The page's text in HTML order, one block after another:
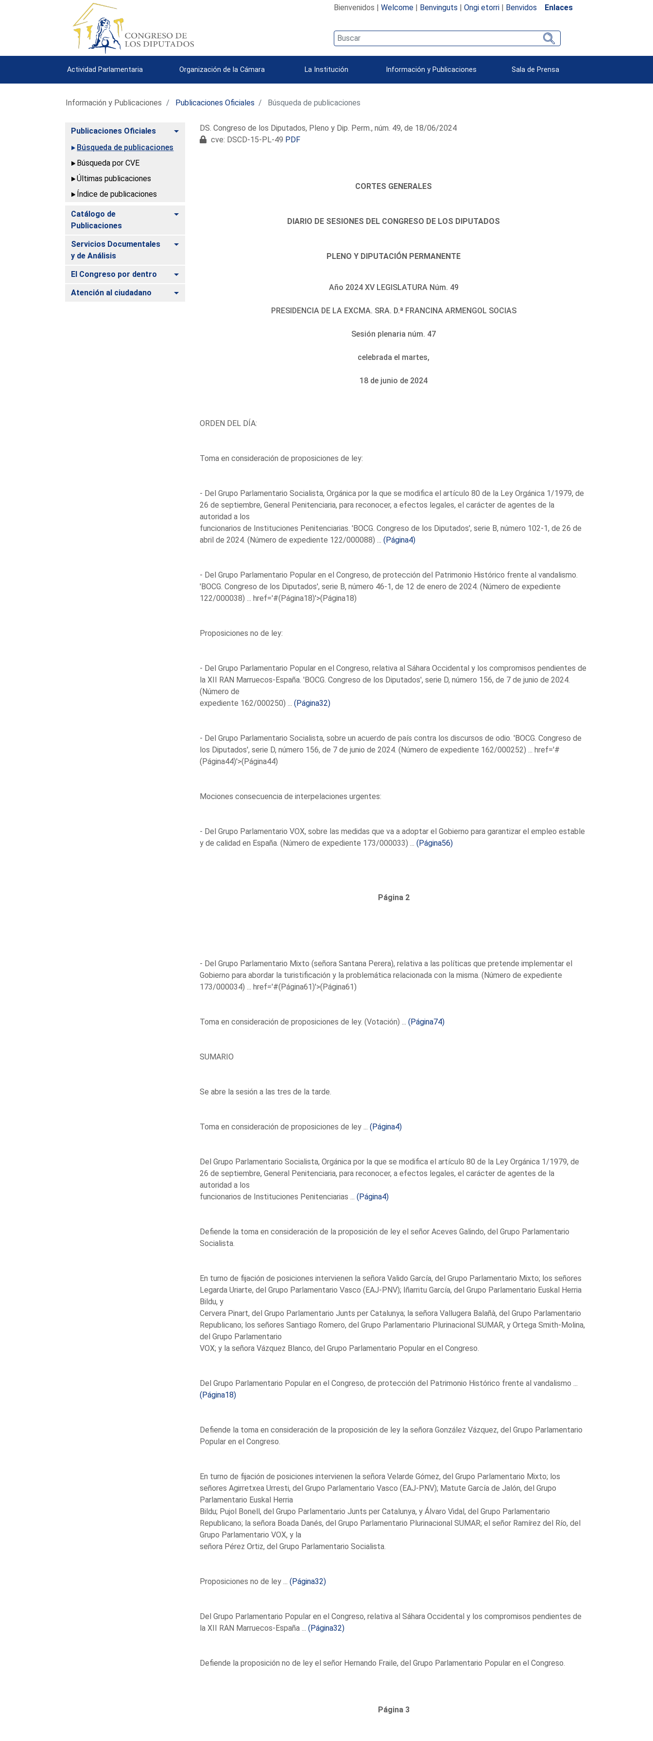
Bienvenidos | Welcome| Benvinguts | Ongi etorri| Benvidos Enlaces
Actividad Parlamentaria Organización de la Cámara La Institución Información y Publicaciones Sala de Prensa
Información y Publicaciones Publicaciones Oficiales Búsqueda de publicaciones
Publicaciones Oficiales
Alternar
Búsqueda de publicaciones
Búsqueda por CVE
Últimas publicaciones
Índice de publicaciones
Catálogo de
Publicaciones
Alternar
Servicios Documentales
y de Análisis
Alternar
El Congreso por dentro Alternar
Atención al ciudadano Alternar
DS. Congreso de los Diputados, Pleno y Dip. Perm., núm. 49, de 18/06/2024
cve: DSCD-15-PL-49 PDF
CORTES GENERALES
DIARIO DE SESIONES DEL CONGRESO DE LOS DIPUTADOS
PLENO Y DIPUTACIÓN PERMANENTE
Año 2024 XV LEGISLATURA Núm. 49
PRESIDENCIA DE LA EXCMA. SRA. D.ª FRANCINA ARMENGOL SOCIAS
Sesión plenaria núm. 47
celebrada el martes,
18 de junio de 2024
ORDEN DEL DÍA:
Toma en consideración de proposiciones de ley:
- Del Grupo Parlamentario Socialista, Orgánica por la que se modifica el artículo 80 de la Ley Orgánica 1/1979, de
26 de septiembre, General Penitenciaria, para reconocer, a efectos legales, el carácter de agentes de la
autoridad a los
funcionarios de Instituciones Penitenciarias. 'BOCG. Congreso de los Diputados', serie B, número 102-1, de 26 de
abril de 2024. (Número de expediente 122/000088) ... (Página4)
- Del Grupo Parlamentario Popular en el Congreso, de protección del Patrimonio Histórico frente al vandalismo.
'BOCG. Congreso de los Diputados', serie B, número 46-1, de 12 de enero de 2024. (Número de expediente
122/000038) ... href='#(Página18)'>(Página18)
Proposiciones no de ley:
- Del Grupo Parlamentario Popular en el Congreso, relativa al Sáhara Occidental y los compromisos pendientes de
la XII RAN Marruecos-España. 'BOCG. Congreso de los Diputados', serie D, número 156, de 7 de junio de 2024.
(Número de
expediente 162/000250) ... (Página32)
- Del Grupo Parlamentario Socialista, sobre un acuerdo de país contra los discursos de odio. 'BOCG. Congreso de
los Diputados', serie D, número 156, de 7 de junio de 2024. (Número de expediente 162/000252) ... href='#
(Página44)'>(Página44)
Mociones consecuencia de interpelaciones urgentes:
- Del Grupo Parlamentario VOX, sobre las medidas que va a adoptar el Gobierno para garantizar el empleo estable
y de calidad en España. (Número de expediente 173/000033) ... (Página56)
Página 2
- Del Grupo Parlamentario Mixto (señora Santana Perera), relativa a las políticas que pretende implementar el
Gobierno para abordar la turistificación y la problemática relacionada con la misma. (Número de expediente
173/000034) ... href='#(Página61)'>(Página61)
Toma en consideración de proposiciones de ley. (Votación) ... (Página74)
SUMARIO
Se abre la sesión a las tres de la tarde.
Toma en consideración de proposiciones de ley ... (Página4)
Del Grupo Parlamentario Socialista, Orgánica por la que se modifica el artículo 80 de la Ley Orgánica 1/1979, de
26 de septiembre, General Penitenciaria, para reconocer, a efectos legales, el carácter de agentes de la
autoridad a los
funcionarios de Instituciones Penitenciarias ... (Página4)
Defiende la toma en consideración de la proposición de ley el señor Aceves Galindo, del Grupo Parlamentario
Socialista.
En turno de fijación de posiciones intervienen la señora Valido García, del Grupo Parlamentario Mixto; los señores
Legarda Uriarte, del Grupo Parlamentario Vasco (EAJ-PNV); Iñarritu García, del Grupo Parlamentario Euskal Herria
Bildu, y
Cervera Pinart, del Grupo Parlamentario Junts per Catalunya; la señora Vallugera Balañà, del Grupo Parlamentario
Republicano; los señores Santiago Romero, del Grupo Parlamentario Plurinacional SUMAR, y Ortega Smith-Molina,
del Grupo Parlamentario
VOX; y la señora Vázquez Blanco, del Grupo Parlamentario Popular en el Congreso.
Del Grupo Parlamentario Popular en el Congreso, de protección del Patrimonio Histórico frente al vandalismo ...
(Página18)
Defiende la toma en consideración de la proposición de ley la señora González Vázquez, del Grupo Parlamentario
Popular en el Congreso.
En turno de fijación de posiciones intervienen la señora Velarde Gómez, del Grupo Parlamentario Mixto; los
señores Agirretxea Urresti, del Grupo Parlamentario Vasco (EAJ-PNV); Matute García de Jalón, del Grupo
Parlamentario Euskal Herria
Bildu; Pujol Bonell, del Grupo Parlamentario Junts per Catalunya, y Álvaro Vidal, del Grupo Parlamentario
Republicano; la señora Boada Danés, del Grupo Parlamentario Plurinacional SUMAR; el señor Ramírez del Río, del
Grupo Parlamentario VOX, y la
señora Pérez Ortiz, del Grupo Parlamentario Socialista.
Proposiciones no de ley ... (Página32)
Del Grupo Parlamentario Popular en el Congreso, relativa al Sáhara Occidental y los compromisos pendientes de
la XII RAN Marruecos-España ... (Página32)
Defiende la proposición no de ley el señor Hernando Fraile, del Grupo Parlamentario Popular en el Congreso.
Página 3